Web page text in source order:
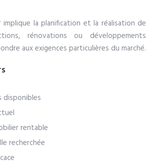
la planification et la réalisation de
rénovations ou développements
aux exigences particulières du marché.
disponibles
rentable
recherchée